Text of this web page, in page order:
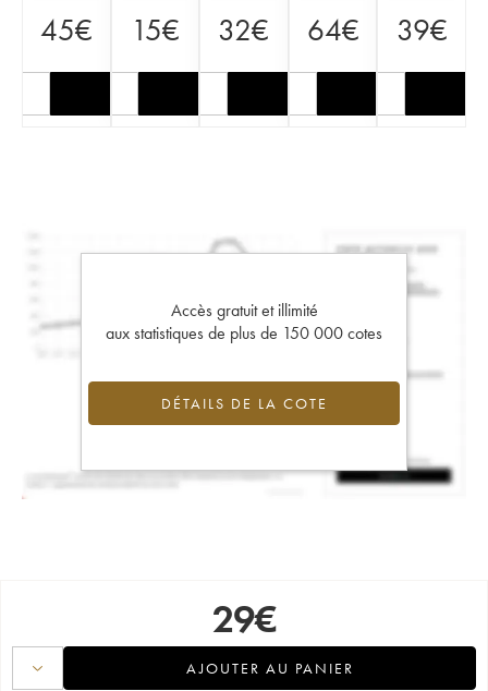
45€ 15€ 32€ 64€ 39€
Accès gratuit et illimité
aux statistiques de plus de 150 000 cotes
DÉTAILS DE LA COTE
29€
AJOUTER AU PANIER